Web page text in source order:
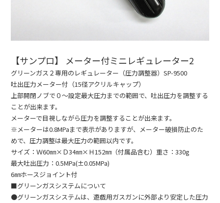
【サンプロ】 メーター付ミニレギュレーター2
グリーンガス２専用のレギュレーター（圧力調整器）SP-9500
吐出圧力メーター付（15径アクリルキャップ）
上部開閉ノブで０～設定最大圧力までの範囲で、吐出圧力を調整する
ことが出来ます。
メーターで目視しながら圧力を調整することが出来ます。
※メーターは0.8MPaまで表示がありますが、メーター破損防止のた
めで、圧力調整は最大圧力の範囲以内です。
サイズ：Ｗ60㎜×Ｄ34㎜×Ｈ152㎜（付属品含む）重さ：330g
最大吐出圧力：0.5MPa(±0.05MPa)
6㎜ホースジョイント付
■グリーンガスシステムについて
●グリーンガスシステムは、遊戯用ガスガンに外部より安定した圧力